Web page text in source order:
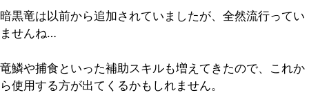
暗黒竜は以前から追加されていましたが、全然流行ってい
ませんね…
竜鱗や捕食といった補助スキルも増えてきたので、これか
ら使用する方が出てくるかもしれません。